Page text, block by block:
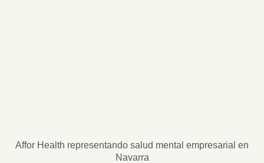
Affor Health representando salud mental empresarial en
Navarra